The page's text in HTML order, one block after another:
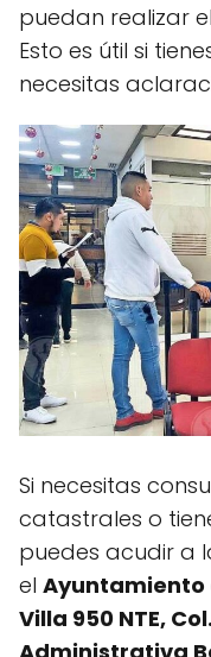
puedan realizar
Esto es útil si
necesitas
Si necesitas
catastrales o
puedes acudir a
el Ayuntamiento
Villa 950 NTE,